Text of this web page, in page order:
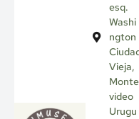
esq.
Washi
ngton
Vieja,
Monte
video
Urugu